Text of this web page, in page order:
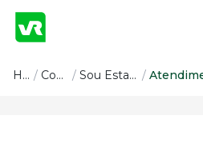
Conteúdo
Home / Conteúdo / Sou Estabelecimento /